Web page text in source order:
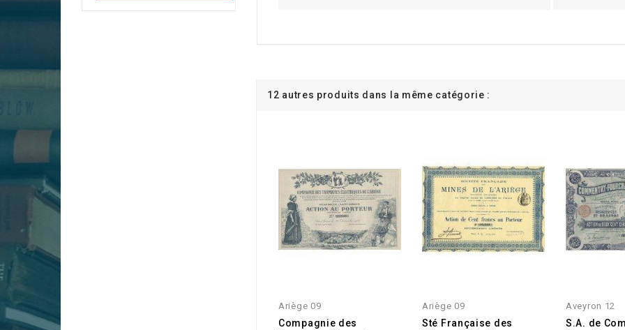
12 autres produits dans la même catégorie :
Ariège 09
Compagnie des
Ariège 09
Sté Française des
Aveyron 12
S.A. de